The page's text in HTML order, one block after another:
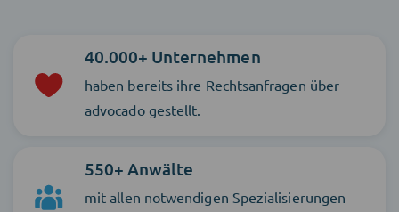
40.000+ Unternehmen
haben bereits ihre Rechtsanfragen über
advocado gestellt.
550+ Anwälte
mit allen notwendigen Spezialisierungen